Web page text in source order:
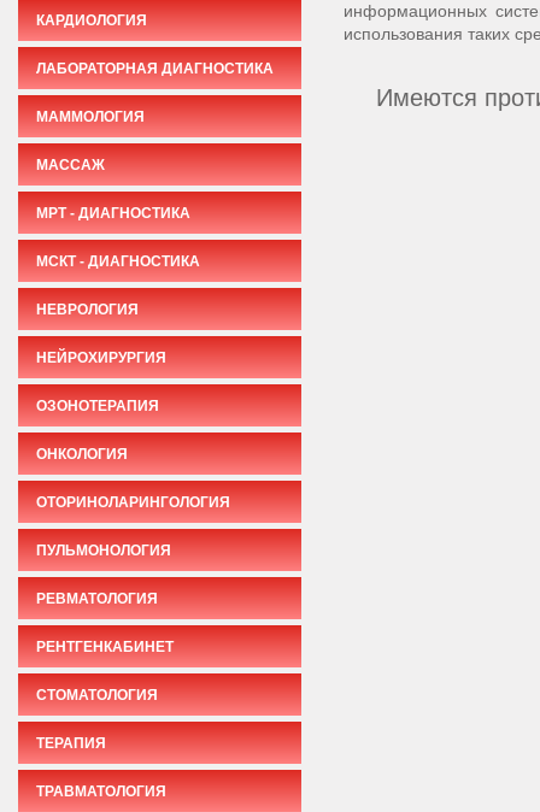
КАРДИОЛОГИЯ
ЛАБОРАТОРНАЯ ДИАГНОСТИКА
МАММОЛОГИЯ
МАССАЖ
МРТ - ДИАГНОСТИКА
МСКТ - ДИАГНОСТИКА
НЕВРОЛОГИЯ
НЕЙРОХИРУРГИЯ
ОЗОНОТЕРАПИЯ
ОНКОЛОГИЯ
ОТОРИНОЛАРИНГОЛОГИЯ
ПУЛЬМОНОЛОГИЯ
РЕВМАТОЛОГИЯ
РЕНТГЕНКАБИНЕТ
СТОМАТОЛОГИЯ
ТЕРАПИЯ
ТРАВМАТОЛОГИЯ
информационных
использования таких
Имеются